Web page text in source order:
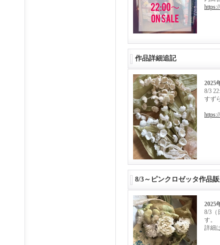
作品詳細追記
2025
8/3
すず
8/3～ピンクロゼッタ作品
2025
8/3（
す。
詳